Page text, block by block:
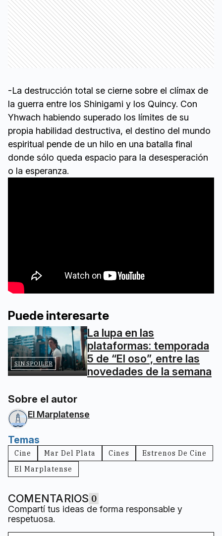
-La destrucción total se cierne sobre el clímax de
la guerra entre los Shinigami y los Quincy. Con
Yhwach habiendo superado los límites de su
propia habilidad destructiva, el destino del mundo
espiritual pende de un hilo en una batalla final
donde sólo queda espacio para la desesperación
o la esperanza.
Puede interesarte
SIN SPOILER
La lupa en las
plataformas: temporada
5 de “El oso”, entre las
novedades de la semana
Sobre el autor
El Marplatense
Temas
Cine Mar Del Plata Cines
Estrenos De Cine
El Marplatense
COMENTARIOS 0
Compartí tus ideas de forma responsable y
respetuosa.